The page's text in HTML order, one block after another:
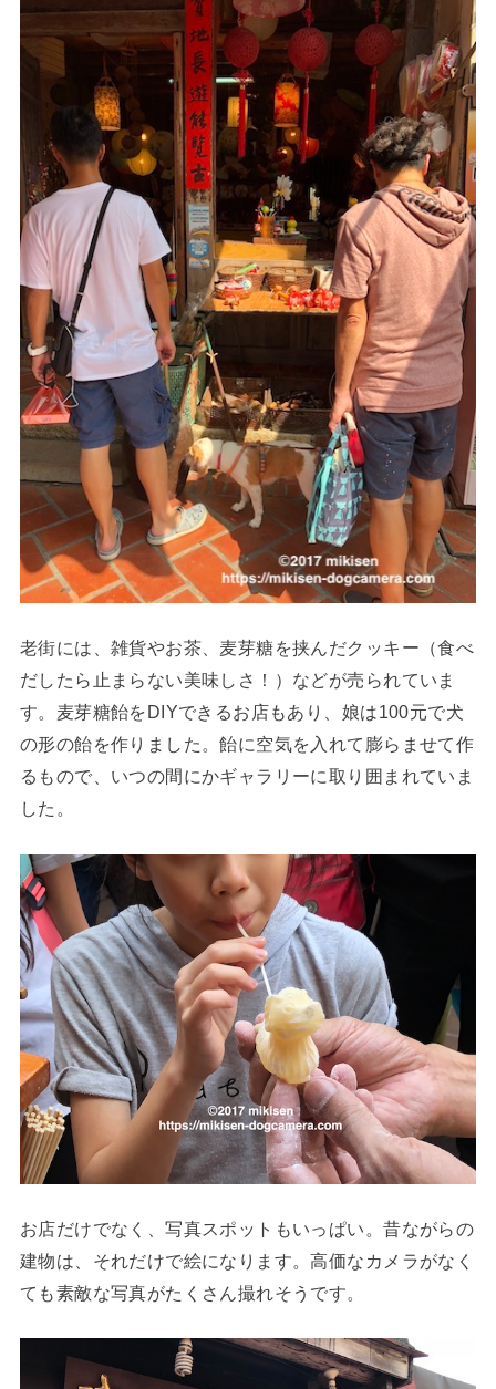
老街には、雑貨やお茶、麦芽糖を挟んだクッキー（食べ
だしたら止まらない美味しさ！）などが売られていま
す。麦芽糖飴をDIYできるお店もあり、娘は100元で犬
の形の飴を作りました。飴に空気を入れて膨らませて作
るもので、いつの間にかギャラリーに取り囲まれていま
した。
お店だけでなく、写真スポットもいっぱい。昔ながらの
建物は、それだけで絵になります。高価なカメラがなく
ても素敵な写真がたくさん撮れそうです。